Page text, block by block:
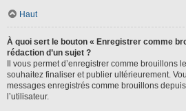
Haut
À quoi sert le bouton « Enregistrer comme
rédaction d’un sujet ?
Il vous permet d’enregistrer comme brouillons
souhaitez finaliser et publier ultérieurement.
messages enregistrés comme brouillons
l’utilisateur.